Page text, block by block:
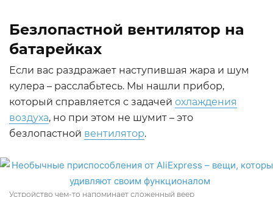
Безлопастной вентилятор на
батарейках
Если вас раздражает наступившая жара и шум
кулера – расслабьтесь. Мы нашли прибор,
который справляется с задачей охлаждения
воздуха, но при этом не шумит – это
безлопастной вентилятор.
Устройство чем-то напоминает сложенный веер